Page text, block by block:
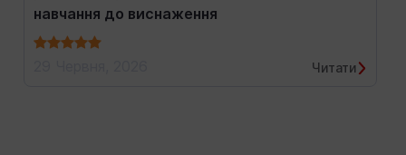
навчання до виснаження
Читати